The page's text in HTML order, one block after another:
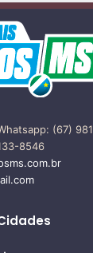
(67)
8546